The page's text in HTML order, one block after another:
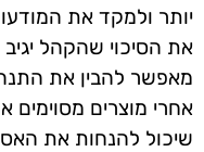
יותר ולמקד את
את הסיכוי שהקהל יגיב
מאפשר להבין את
אחרי מוצרים מסוימים
שיכול להנחות את